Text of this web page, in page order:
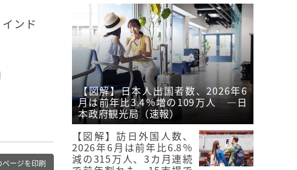
ンド
ページを印刷
【図解】日本人出国者数、2026年6
月は前年比3.4％増の109万人 ―日
本政府観光局（速報）
【図解】訪日外国人数、
2026年6月は前年比6.8％
減の315万人、3カ月連続